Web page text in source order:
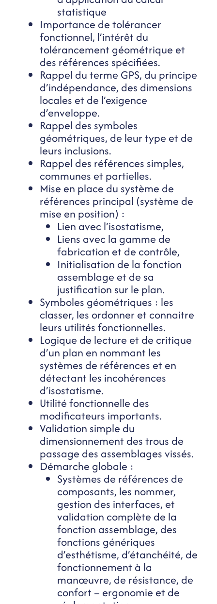
statistique
Importance de tolérancer
fonctionnel, l’intérêt du
tolérancement géométrique et
des références spécifiées.
Rappel du terme GPS, du principe
d’indépendance, des dimensions
locales et de l’exigence
d’enveloppe.
Rappel des symboles
géométriques, de leur type et de
leurs inclusions.
Rappel des références simples,
communes et partielles.
Mise en place du système de
références principal (système de
mise en position) :
Lien avec l’isostatisme,
Liens avec la gamme de
fabrication et de contrôle,
Initialisation de la fonction
assemblage et de sa
justification sur le plan.
Symboles géométriques : les
classer, les ordonner et connaitre
leurs utilités fonctionnelles.
Logique de lecture et de critique
d’un plan en nommant les
systèmes de références et en
détectant les incohérences
d’isostatisme.
Utilité fonctionnelle des
modificateurs importants.
Validation simple du
dimensionnement des trous de
passage des assemblages vissés.
Démarche globale :
Systèmes de références de
composants, les nommer,
gestion des interfaces, et
validation complète de la
fonction assemblage, des
fonctions génériques
d’esthétisme, d’étanchéité, de
fonctionnement à la
manœuvre, de résistance, de
confort – ergonomie et de